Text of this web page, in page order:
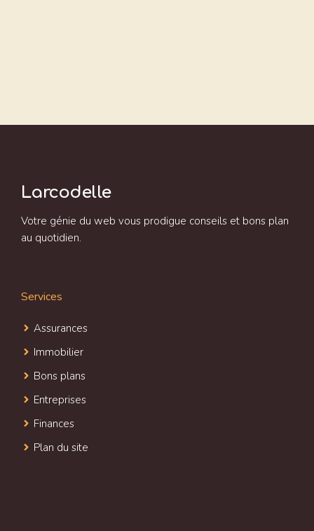
Larcodelle
Votre génie du web vous prodigue conseils et bons plan
au quotidien.
Services
Assurances
Immobilier
Bons plans
Entreprises
Finances
Plan du site